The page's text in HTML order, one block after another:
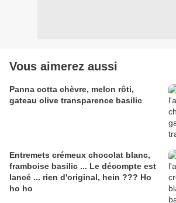
Vous aimerez aussi
Panna cotta chèvre, melon rôti,
gateau olive transparence basilic
Entremets crémeux chocolat blanc,
framboise basilic ... Le décompte est
lancé ... rien d'original, hein ??? Ho
ho ho